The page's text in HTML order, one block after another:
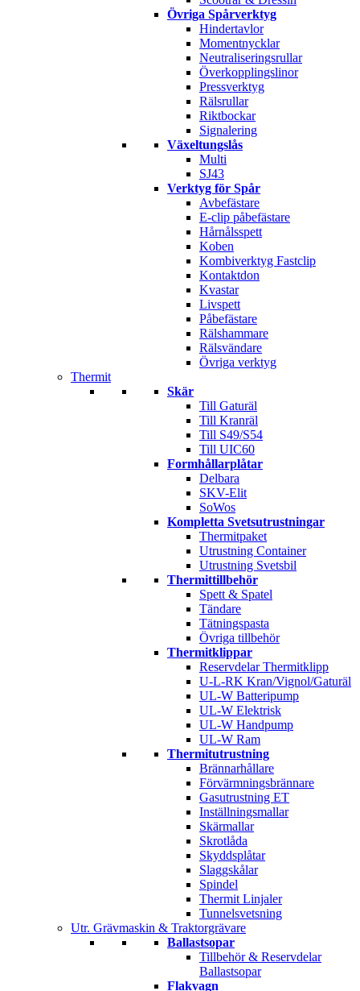
Övriga Spårverktyg
Hindertavlor
Momentnycklar
Neutraliseringsrullar
Överkopplingslinor
Pressverktyg
Rälsrullar
Riktbockar
Signalering
Växeltungslås
Multi
SJ43
Verktyg för Spår
Avbefästare
E-clip påbefästare
Hårnålsspett
Koben
Kombiverktyg Fastclip
Kontaktdon
Kvastar
Livspett
Påbefästare
Rälshammare
Rälsvändare
Övriga verktyg
Thermit
Skär
Till Gaturäl
Till Kranräl
Till S49/S54
Till UIC60
Formhållarplåtar
Delbara
SKV-Elit
SoWos
Kompletta Svetsutrustningar
Thermitpaket
Utrustning Container
Utrustning Svetsbil
Thermittillbehör
Spett & Spatel
Tändare
Tätningspasta
Övriga tillbehör
Thermitklippar
Reservdelar Thermitklipp
U-L-RK Kran/Vignol/Gaturäl
UL-W Batteripump
UL-W Elektrisk
UL-W Handpump
UL-W Ram
Thermitutrustning
Brännarhållare
Förvärmningsbrännare
Gasutrustning ET
Inställningsmallar
Skärmallar
Skrotlåda
Skyddsplåtar
Slaggskålar
Spindel
Thermit Linjaler
Tunnelsvetsning
Utr. Grävmaskin & Traktorgrävare
Ballastsopar
Tillbehör & Reservdelar
Ballastsopar
Flakvagn